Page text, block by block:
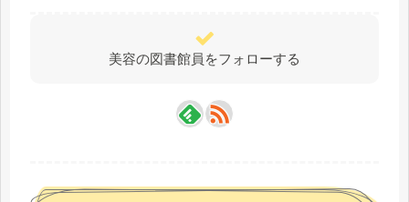
美容の図書館員をフォローする